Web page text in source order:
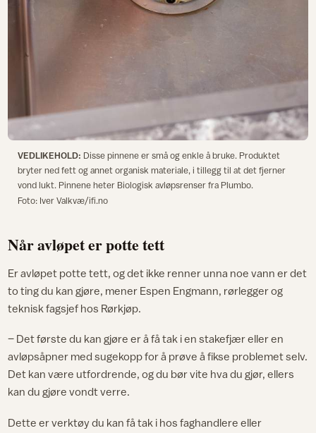
VEDLIKEHOLD: Disse pinnene er små og enkle å bruke. Produktet
bryter ned fett og annet organisk materiale, i tillegg til at det fjerner
vond lukt. Pinnene heter Biologisk avløpsrenser fra Plumbo.
Foto: Iver Valkvæ/ifi.no
Når avløpet er potte tett
Er avløpet potte tett, og det ikke renner unna noe vann er det
to ting du kan gjøre, mener Espen Engmann, rørlegger og
teknisk fagsjef hos Rørkjøp.
– Det første du kan gjøre er å få tak i en stakefjær eller en
avløpsåpner med sugekopp for å prøve å fikse problemet selv.
Det kan være utfordrende, og du bør vite hva du gjør, ellers
kan du gjøre vondt verre.
Dette er verktøy du kan få tak i hos faghandlere eller